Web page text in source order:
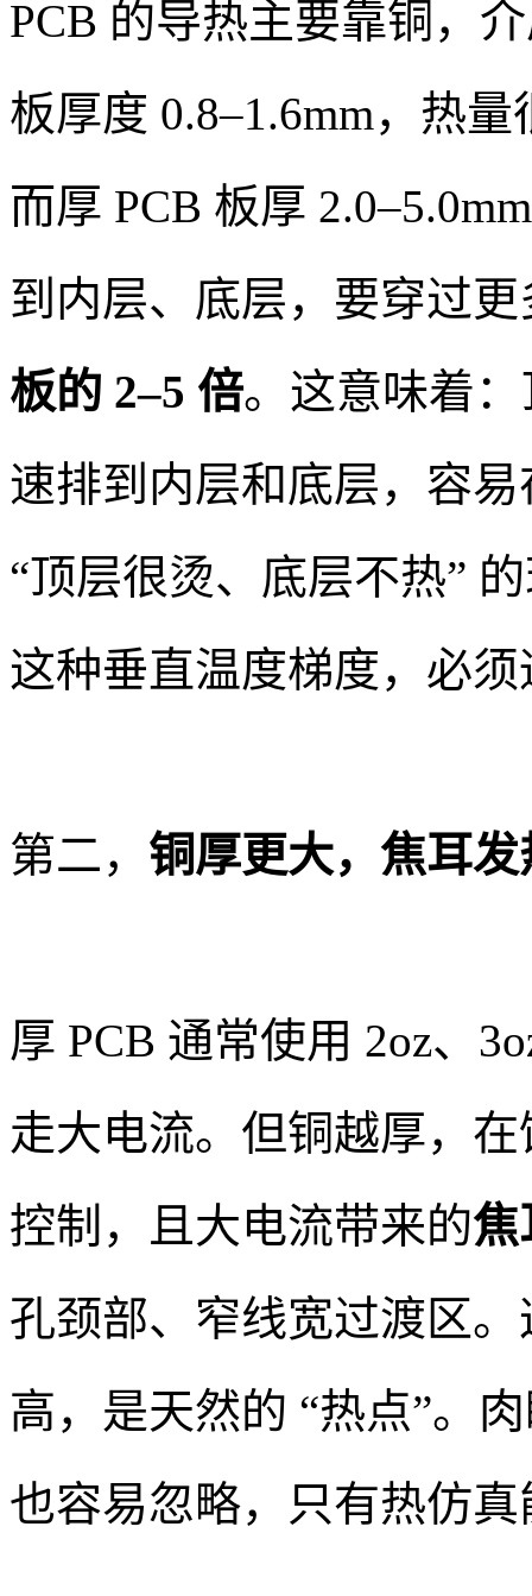
PCB 的导热主要靠铜，
板厚度 0.8–1.6mm，热
而厚 PCB 板厚
到内层、底层，要穿过
板的 2–5 倍。这意味着
速排到内层和底层，容
“顶层很烫、底层不热”
这种垂直温度梯度，必
第二， 铜厚更大，焦耳
厚 PCB 通常使用 2oz、
走大电流。但铜越厚，
控制，且大电流带来的焦
孔颈部、窄线宽过渡区
高，是天然的 “热点”。
也容易忽略，只有热仿